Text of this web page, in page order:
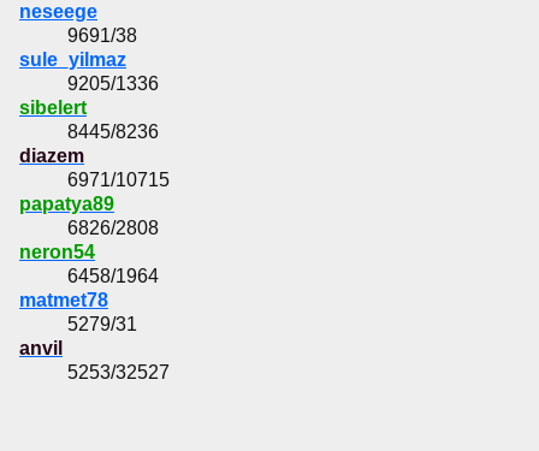
neseege
9691/38
sule_yilmaz
9205/1336
sibelert
8445/8236
diazem
6971/10715
papatya89
6826/2808
neron54
6458/1964
matmet78
5279/31
anvil
5253/32527